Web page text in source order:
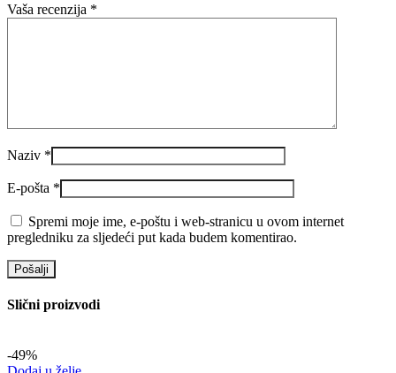
Vaša recenzija *
Naziv *
E-pošta *
Spremi moje ime, e-poštu i web-stranicu u ovom internet
pregledniku za sljedeći put kada budem komentirao.
Slični proizvodi
-49%